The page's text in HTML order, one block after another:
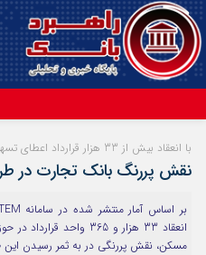
آپارات
با انعقاد بیش از 33 هزار قرارداد اعطای تسهیلات محقق شد
نقش پررنگ بانک تجارت
انعقاد 33 هزار و 365
مسکن، نقش پررنگی در به ثمر رسیدن